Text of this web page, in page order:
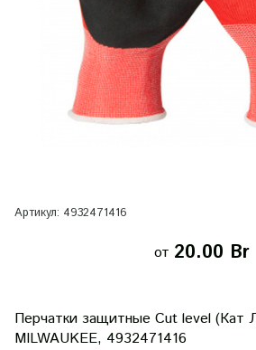
Артикул: 4932471416
от 20.00 Br
Перчатки защитные Cut level (Кат
MILWAUKEE, 4932471416